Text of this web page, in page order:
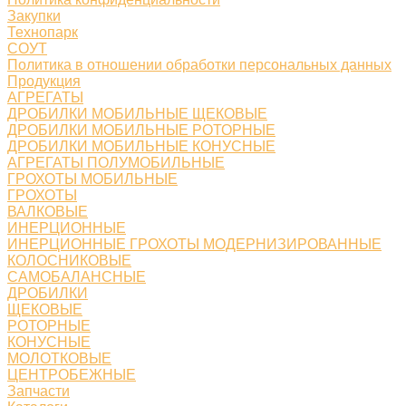
Закупки
Технопарк
СОУТ
Политика в отношении обработки персональных данных
Продукция
АГРЕГАТЫ
ДРОБИЛКИ МОБИЛЬНЫЕ ЩЕКОВЫЕ
ДРОБИЛКИ МОБИЛЬНЫЕ РОТОРНЫЕ
ДРОБИЛКИ МОБИЛЬНЫЕ КОНУСНЫЕ
АГРЕГАТЫ ПОЛУМОБИЛЬНЫЕ
ГРОХОТЫ МОБИЛЬНЫЕ
ГРОХОТЫ
ВАЛКОВЫЕ
ИНЕРЦИОННЫЕ
ИНЕРЦИОННЫЕ ГРОХОТЫ МОДЕРНИЗИРОВАННЫЕ
КОЛОСНИКОВЫЕ
САМОБАЛАНСНЫЕ
ДРОБИЛКИ
ЩЕКОВЫЕ
РОТОРНЫЕ
КОНУСНЫЕ
МОЛОТКОВЫЕ
ЦЕНТРОБЕЖНЫЕ
Запчасти